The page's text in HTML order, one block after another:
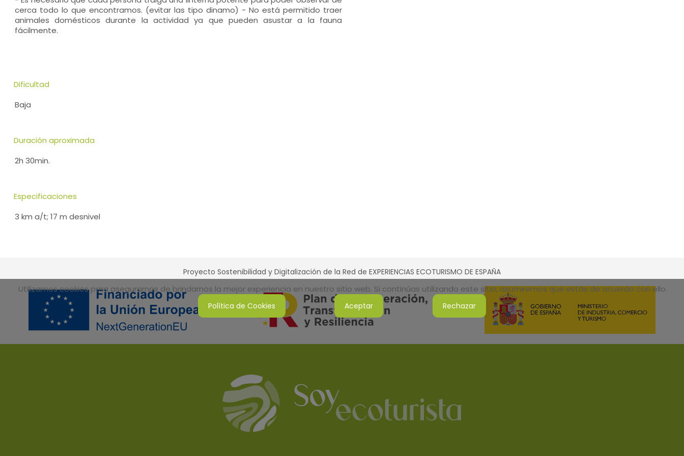
cerca todo lo que encontramos. (evitar las tipo dinamo) - No está permitido traer
animales domésticos durante la actividad ya que pueden asustar a la fauna
fácilmente.
Dificultad
Baja
Duración aproximada
2h 30min.
Especificaciones
3 km a/t; 17 m desnivel
Proyecto Sostenibilidad y Digitalización de la Red de EXPERIENCIAS ECOTURISMO DE ESPAÑA
Utilizamos cookies para asegurarnos de brindarnos la mejor experiencia en nuestro sitio web. Si continúas utilizando este sitio, asumiremos que estás de acuerdo con ello.
Política de Cookies Aceptar Rechazar